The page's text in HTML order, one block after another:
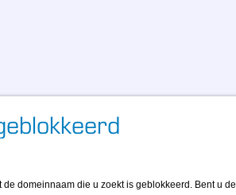
domeinnaam die u zoekt is geblokkeerd. Bent u de